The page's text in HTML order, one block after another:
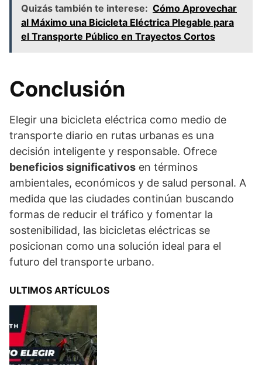
Quizás también te interese: Cómo Aprovechar
al Máximo una Bicicleta Eléctrica Plegable para
el Transporte Público en Trayectos Cortos
Conclusión
Elegir una bicicleta eléctrica como medio de
transporte diario en rutas urbanas es una
decisión inteligente y responsable. Ofrece
beneficios significativos en términos
ambientales, económicos y de salud personal. A
medida que las ciudades continúan buscando
formas de reducir el tráfico y fomentar la
sostenibilidad, las bicicletas eléctricas se
posicionan como una solución ideal para el
futuro del transporte urbano.
ULTIMOS ARTÍCULOS